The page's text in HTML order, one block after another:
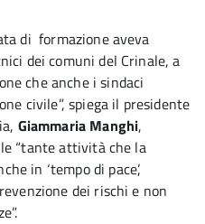
di formazione aveva
dei comuni del Crinale, a
che anche i sindaci
civile”, spiega il presidente
Giammaria Manghi,
“tante attività che la
in ‘tempo di pace’,
dei rischi e non